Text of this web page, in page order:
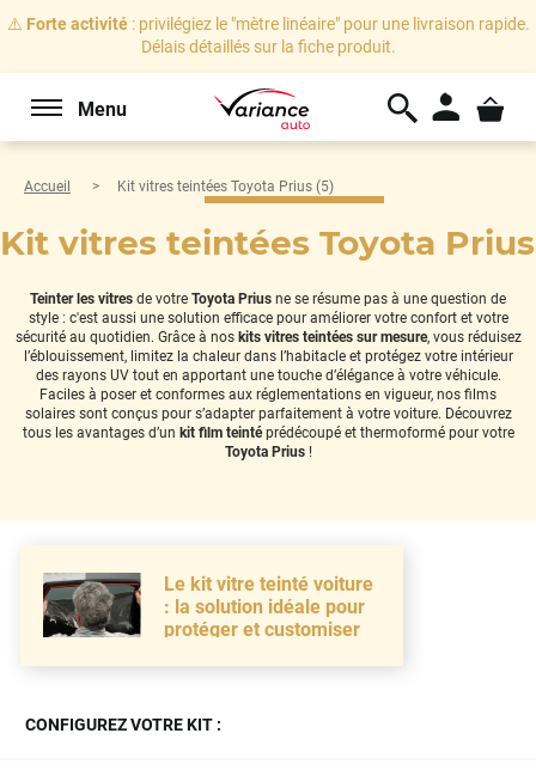
⚠️ Forte activité: privilégiez le "mètre linéaire" pour une livraison rapide.
Délais détaillés sur la fiche produit.
Menu
Accueil Kit vitres teintées Toyota Prius (5)
Kit vitres teintées Toyota
Teinter les vitres de votre Toyota Prius ne se résume pas à une question de
style : c'est aussi une solution efficace pour améliorer votre confort et votre
sécurité au quotidien. Grâce à nos kits vitres teintées sur mesure, vous réduisez
l’éblouissement, limitez la chaleur dans l’habitacle et protégez votre intérieur
des rayons UV tout en apportant une touche d’élégance à votre véhicule.
Faciles à poser et conformes aux réglementations en vigueur, nos films
solaires sont conçus pour s’adapter parfaitement à votre voiture. Découvrez
tous les avantages d’un kit film teintéprédécoupé et thermoformé pour votre
Toyota Prius!
Le kit vitre teinté voiture
: la solution idéale pour
protéger et customiser
CONFIGUREZ VOTRE KIT :